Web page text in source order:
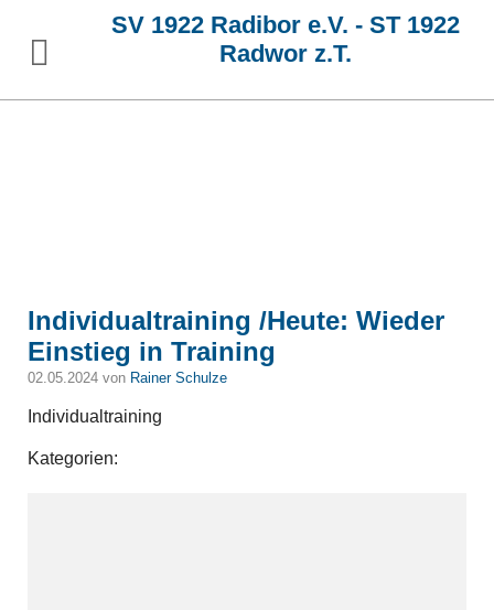
SV 1922 Radibor e.V. - ST 1922
Radwor z.T.
Individualtraining /Heute: Wieder
Einstieg in Training
02.05.2024 von Rainer Schulze
Individualtraining
Kategorien: